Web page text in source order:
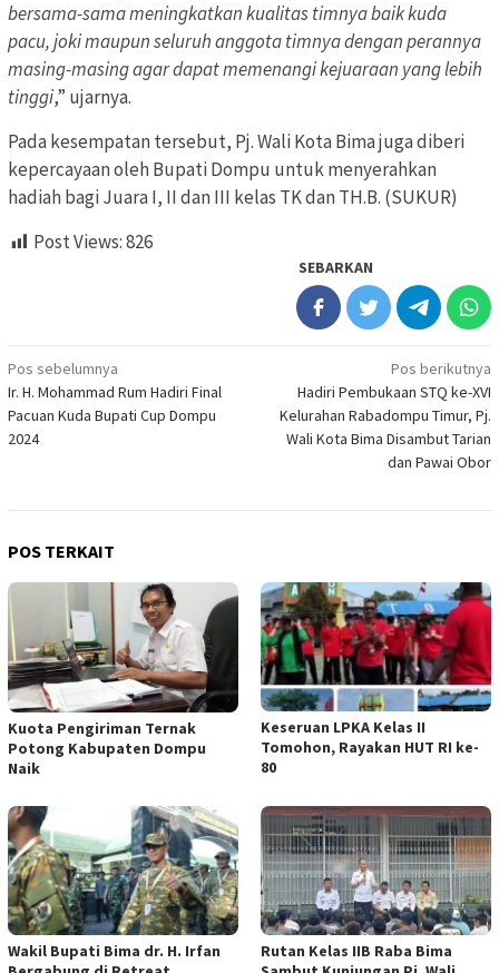
bersama-sama meningkatkan kualitas timnya baik kuda
pacu, joki maupun seluruh anggota timnya dengan perannya
masing-masing agar dapat memenangi kejuaraan yang lebih
tinggi,” ujarnya.
Pada kesempatan tersebut, Pj. Wali Kota Bima juga diberi
kepercayaan oleh Bupati Dompu untuk menyerahkan
hadiah bagi Juara I, II dan III kelas TK dan TH.B. (SUKUR)
Post Views:826
SEBARKAN
Navigasi
pos
Pos sebelumnya
Ir. H. Mohammad Rum Hadiri Final
Pacuan Kuda Bupati Cup Dompu
2024
Pos berikutnya
Hadiri Pembukaan STQ ke-XVI
Kelurahan Rabadompu Timur, Pj.
Wali Kota Bima Disambut Tarian
dan Pawai Obor
POS TERKAIT
Kuota Pengiriman Ternak
Potong Kabupaten Dompu
Naik
Keseruan LPKA Kelas II
Tomohon, Rayakan HUT RI ke-
80
Wakil Bupati Bima dr. H. Irfan
Rutan Kelas IIB Raba Bima